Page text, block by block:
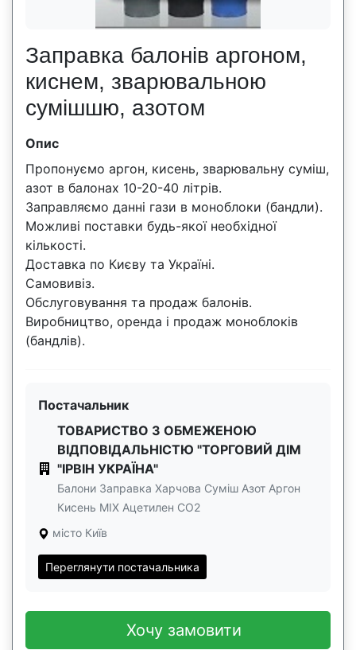
Заправка балонів аргоном,
киснем, зварювальною
сумішшю, азотом
Опис
Пропонуємо аргон, кисень, зварювальну суміш,
азот в балонах 10-20-40 літрів.
Заправляємо данні гази в моноблоки (бандли).
Можливі поставки будь-якої необхідної
кількості.
Доставка по Києву та Україні.
Самовивіз.
Обслуговування та продаж балонів.
Виробництво, оренда і продаж моноблоків
(бандлів).
Постачальник
ТОВАРИСТВО З ОБМЕЖЕНОЮ
ВІДПОВІДАЛЬНІСТЮ "ТОРГОВИЙ ДІМ
"ІРВІН УКРАЇНА"
Балони Заправка Харчова Суміш Азот Аргон
Кисень МІХ Ацетилен СО2
місто Київ
Переглянути постачальника
Хочу замовити